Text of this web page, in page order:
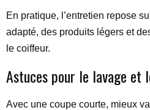
En pratique, l’entretien repose
adapté, des produits légers et
le coiffeur.
Astuces pour le lavage et
Avec une coupe courte, mieux